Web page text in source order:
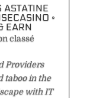
ASTATINE
◦
EARN
classé
Providers
taboo in the
with IT